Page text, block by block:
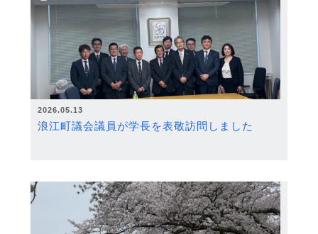
2026.05.13
浪江町議会議員が学長を表敬訪問しました